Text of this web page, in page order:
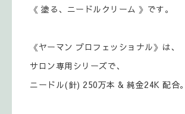
《 塗る、ニードルクリーム 》です。
《ヤーマン プロフェッショナル》は、
サロン専用シリーズで、
ニードル(針) 250万本 & 純金24K 配合。